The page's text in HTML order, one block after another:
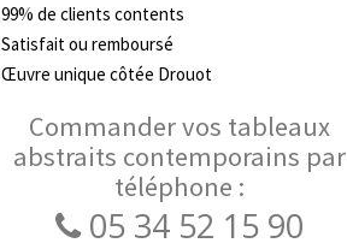
99% de clients contents
Satisfait ou remboursé
Œuvre unique côtée Drouot
Commander vos tableaux
abstraits contemporains par
téléphone :
05 34 52 15 90